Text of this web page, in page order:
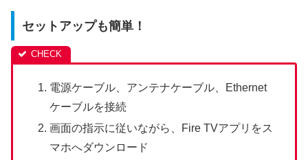
セットアップも簡単！
電源ケーブル、アンテナケーブル、Ethernet
ケーブルを接続
画面の指示に従いながら、Fire TVアプリをス
マホへダウンロード